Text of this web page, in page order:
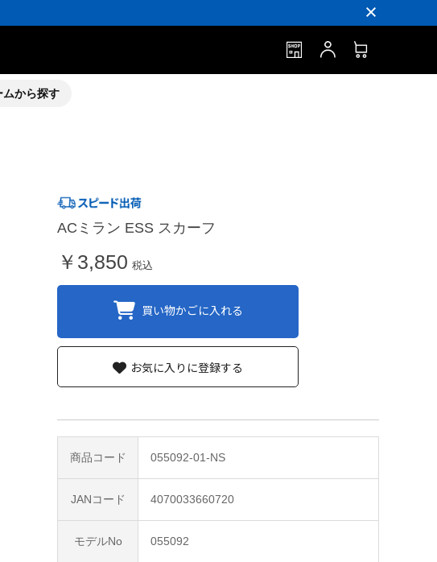
ト！
ト！
ムから探す
ACミラン ESS スカーフ
￥3,850 税込
買い物かごに入れる
商品コード 055092-01-NS
JANコード 4070033660720
モデルNo 055092
お気に入りに登録する